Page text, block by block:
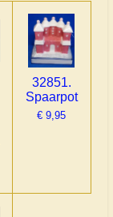
32851.
Spaarpot
€ 9,95